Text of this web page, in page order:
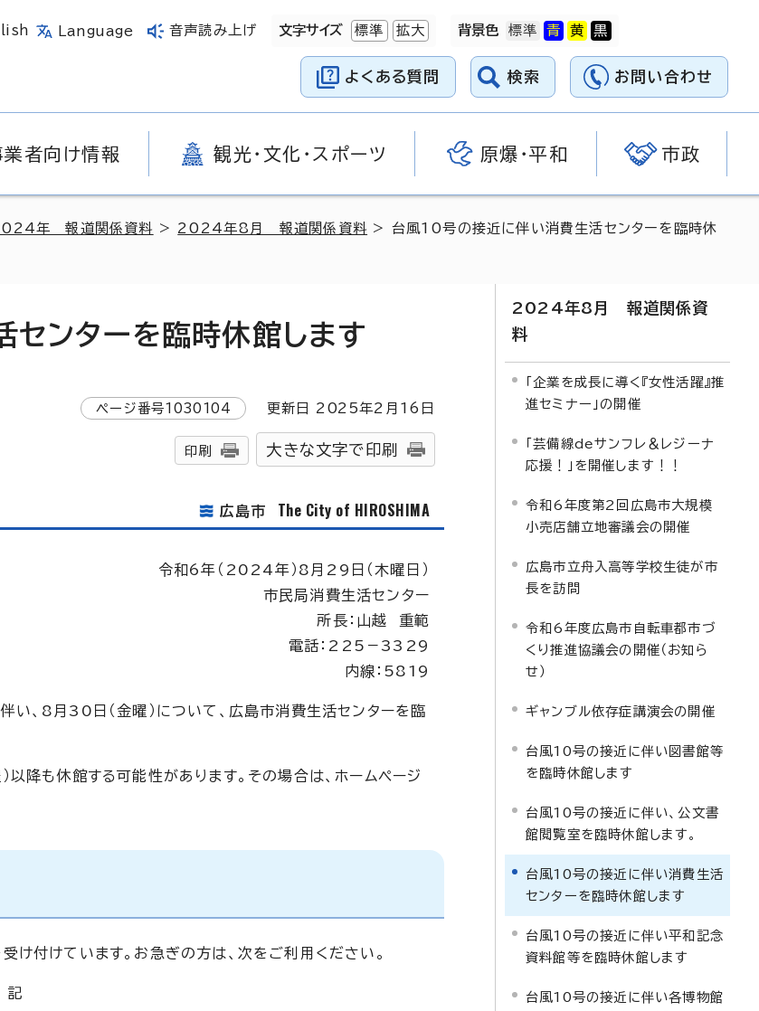
Language 音声読み上げ 文字サイズ 標準 拡大 背景色
よくある質問 検索 お問い合わせ
業者向け情報 観光・文化・スポーツ 原爆・平和 市政
年 報道関係資料 > 2024年8月 報道関係資料 > 台風10号の接近に伴い消費生活センターを臨時休
ンターを臨時休館します
ページ番号1030104 更新日 2025年2月 16 日
印刷 大きな文字で印刷
広島市 The City of HIROSHIMA
令和6年（2024年）8月29日（木曜日）
市民局消費生活センター
所長：山越 重範
電話：225－3329
内線：5819
、8月30日（金曜）について、広島市消費生活センターを臨
降も休館する可能性があります。その場合は、ホームページ
け付けています。お急ぎの方は、次をご利用ください。
記
2024年8月 報道関係資
料
「企業を成長に導く『女性活躍』推
進セミナー」の開催
「芸備線deサンフレ＆レジーナ
応援！」を開催します！！
令和6年度第2回広島市大規模
小売店舗立地審議会の開催
広島市立舟入高等学校生徒が市
長を訪問
令和6年度広島市自転車都市づ
くり推進協議会の開催（お知ら
せ）
ギャンブル依存症講演会の開催
台風10号の接近に伴い図書館等
を臨時休館します
台風10号の接近に伴い、公文書
館閲覧室を臨時休館します。
台風10号の接近に伴い消費生活
センターを臨時休館します
台風10号の接近に伴い平和記念
資料館等を臨時休館します
台風10号の接近に伴い各博物館